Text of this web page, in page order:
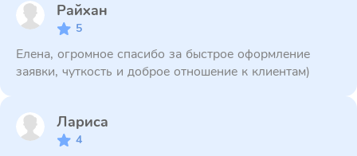
Райхан
5
Елена, огромное спасибо за быстрое оформление
заявки, чуткость и доброе отношение к клиентам)
Лариса
4